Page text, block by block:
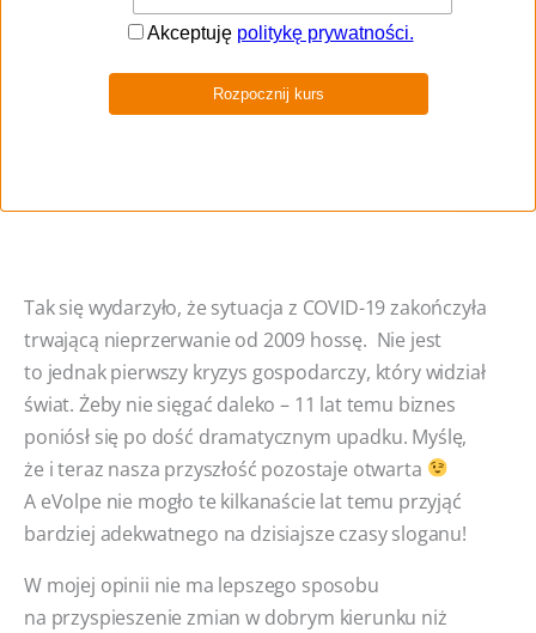
Tak się wydarzyło, że sytuacja z COVID-19 zakończyła
trwającą nieprzerwanie od 2009 hossę. Nie jest
to jednak pierwszy kryzys gospodarczy, który widział
świat. Żeby nie sięgać daleko – 11 lat temu biznes
poniósł się po dość dramatycznym upadku. Myślę,
że i teraz nasza przyszłość pozostaje otwarta
A eVolpe nie mogło te kilkanaście lat temu przyjąć
bardziej adekwatnego na dzisiajsze czasy sloganu!
W mojej opinii nie ma lepszego sposobu
na przyspieszenie zmian w dobrym kierunku niż